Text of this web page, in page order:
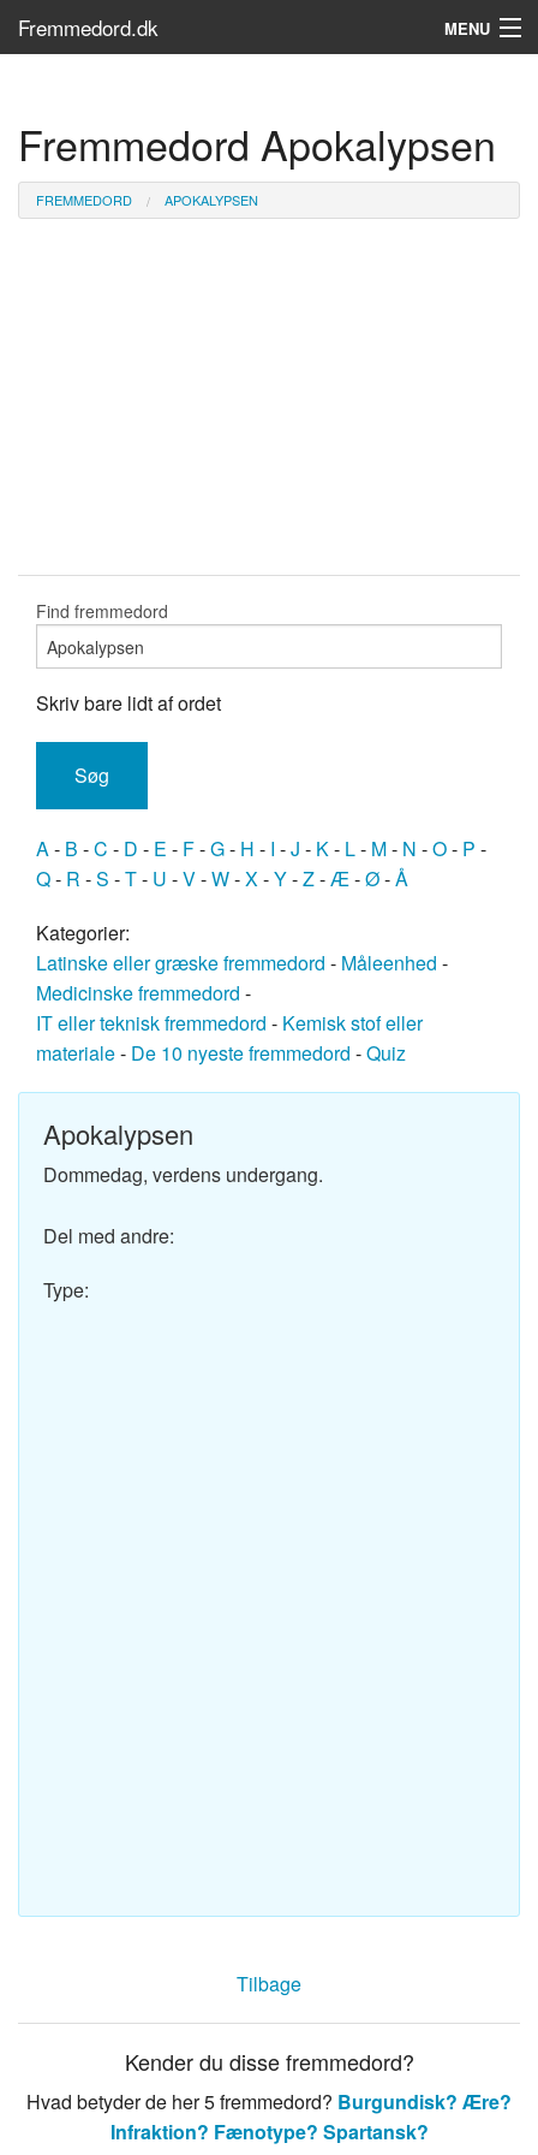
Fremmedord.dk MENU
Søg...
Find bøger
Fremmedord Apokalypsen
FREMMEDORD APOKALYPSEN
Find fremmedord
Skriv bare lidt af ordet
A- B -C - D - E - F-G- H - I -J - K- L- M- N -O- P -
Q- R -S -T- U -V-W-X-Y-Z-Æ-Ø-Å
Kategorier:
Latinske eller græske fremmedord - Måleenhed -
Medicinske fremmedord -
IT eller teknisk fremmedord - Kemisk stof eller
materiale- De 10 nyeste fremmedord -Quiz
Apokalypsen
Dommedag, verdens undergang.
Del med andre:
Type:
Tilbage
Kender du disse fremmedord?
Hvad betyder de her 5 fremmedord? Burgundisk? Ære?
Infraktion? Fænotype? Spartansk?